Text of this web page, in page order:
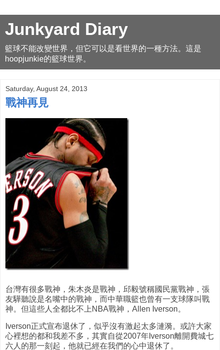
Junkyard Diary
籃球不能改變世界，但它可以是看世界的一種方法。這是
hoopjunkie的籃球世界。
Saturday, August 24, 2013
戰神再見
台灣有很多戰神，朱木炎是戰神，邱毅號稱國民黨戰神，張
友驊聽說是名嘴中的戰神，而中華職籃也曾有一支球隊叫戰
神。但這些人全都比不上NBA戰神，Allen Iverson。
Iverson正式宣布退休了，似乎沒有激起太多漣漪。或許大家
心裡想的都和我差不多，其實自從2007年Iverson離開費城七
六人的那一刻起，他就已經在我們的心中退休了。